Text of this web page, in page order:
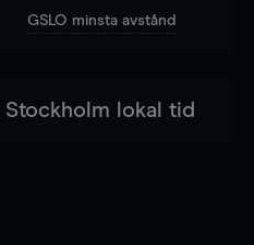
GSLO minsta avstånd
lokal tid